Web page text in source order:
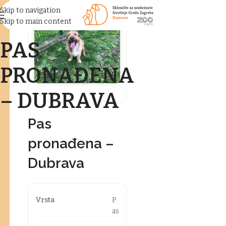
Skip to navigation
Skip to main content
PAS
PRONAĐENA
– DUBRAVA
Pas
pronađena –
Dubrava
Vrsta
P
as